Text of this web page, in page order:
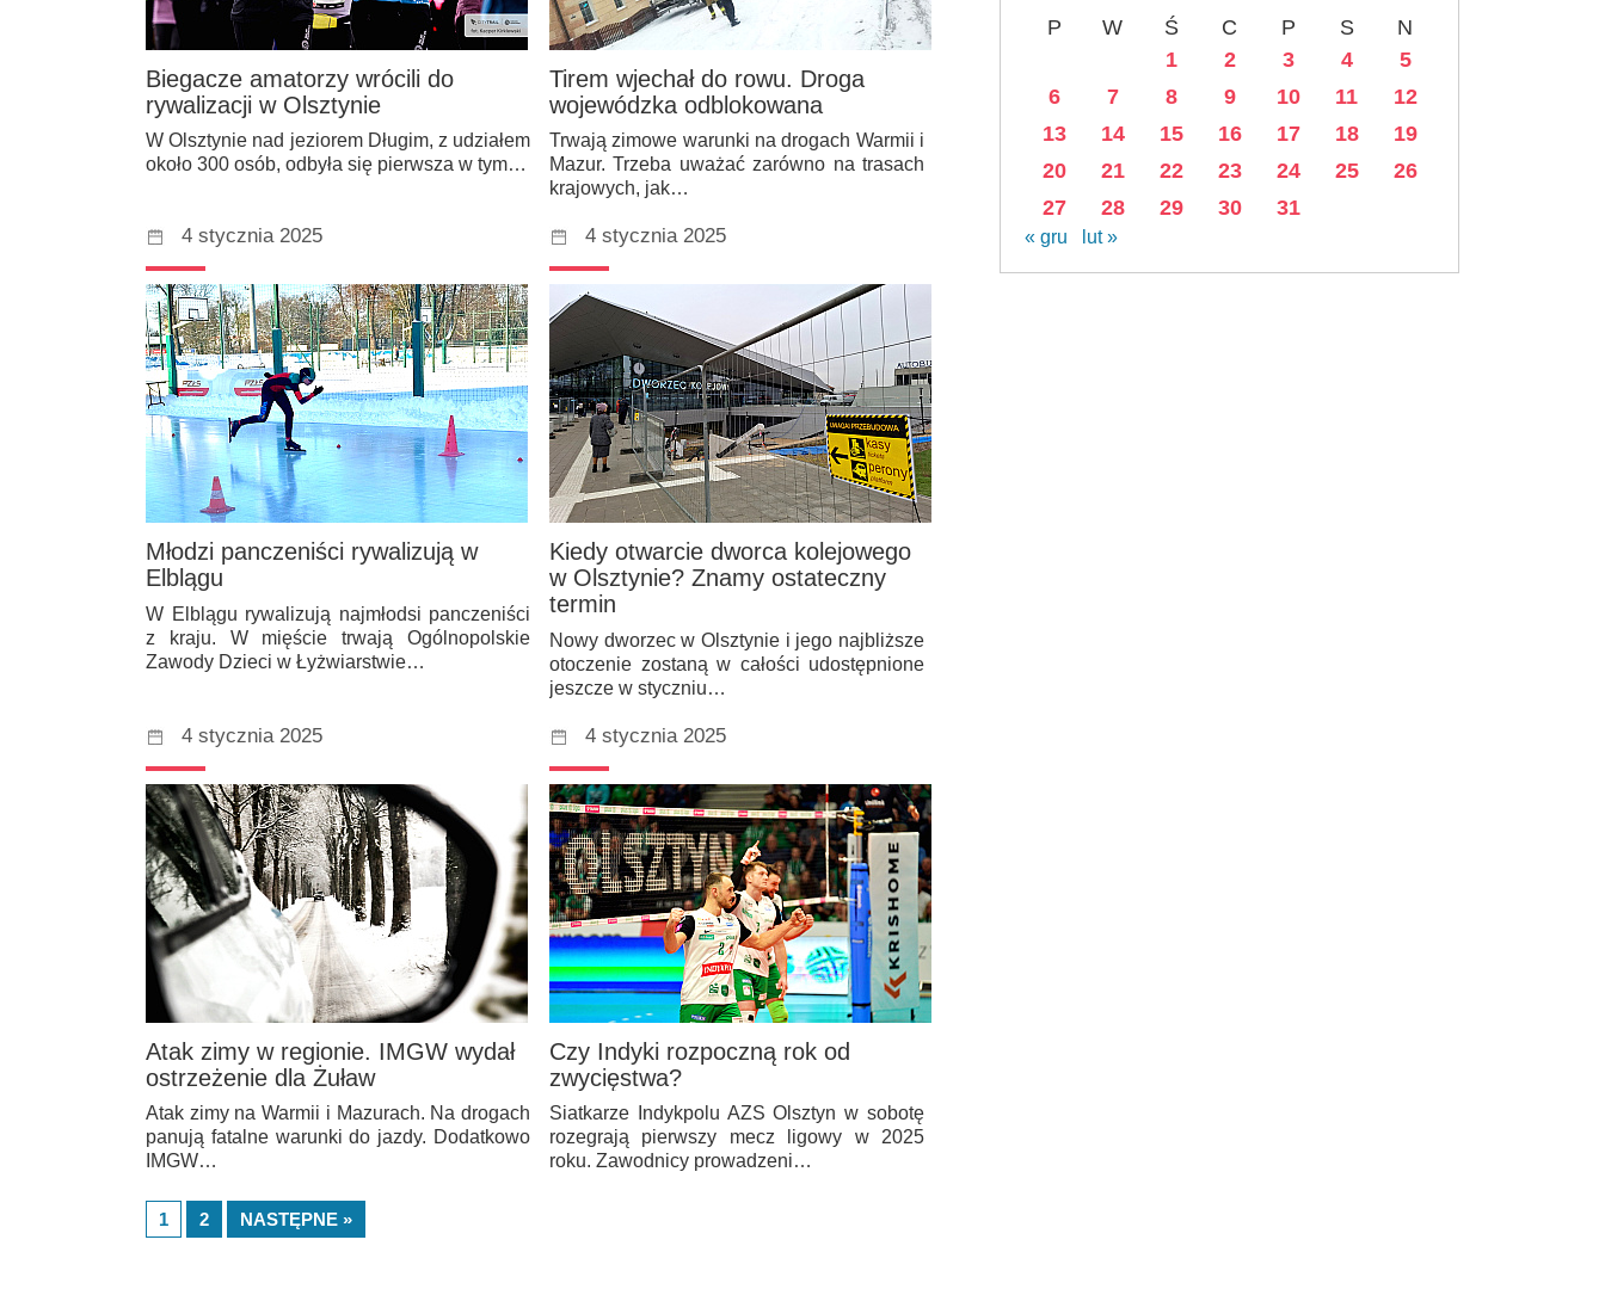
Biegacze amatorzy wrócili do
rywalizacji w Olsztynie
W Olsztynie nad jeziorem Długim, z udziałem
około 300 osób, odbyła się pierwsza w tym…
Tirem wjechał do rowu. Droga
wojewódzka odblokowana
Trwają zimowe warunki na drogach Warmii i
Mazur. Trzeba uważać zarówno na trasach
krajowych, jak…
4 stycznia 2025
Młodzi panczeniści rywalizują w
Elblągu
W Elblągu rywalizują najmłodsi panczeniści
z kraju. W mięście trwają Ogólnopolskie
Zawody Dzieci w Łyżwiarstwie…
4 stycznia 2025
Kiedy otwarcie dworca kolejowego
w Olsztynie? Znamy ostateczny
termin
Nowy dworzec w Olsztynie i jego najbliższe
otoczenie zostaną w całości udostępnione
jeszcze w styczniu…
4 stycznia 2025
Atak zimy w regionie. IMGW wydał
ostrzeżenie dla Żuław
Atak zimy na Warmii i Mazurach. Na drogach
panują fatalne warunki do jazdy. Dodatkowo
IMGW…
4 stycznia 2025
Czy Indyki rozpoczną rok od
zwycięstwa?
Siatkarze Indykpolu AZS Olsztyn w sobotę
rozegrają pierwszy mecz ligowy w 2025
roku. Zawodnicy prowadzeni…
1 2 NASTĘPNE »
P W Ś C P S
N
1
2 3 4
5
6
7 8 9 10 11
12
13
14 15 16 17 18
19
20
21 22 23 24 25
26
27
28 29 30 31
« gru lut »